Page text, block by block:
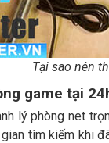
Tại sao nên
game tại
lý phòng net
tìm kiếm khi